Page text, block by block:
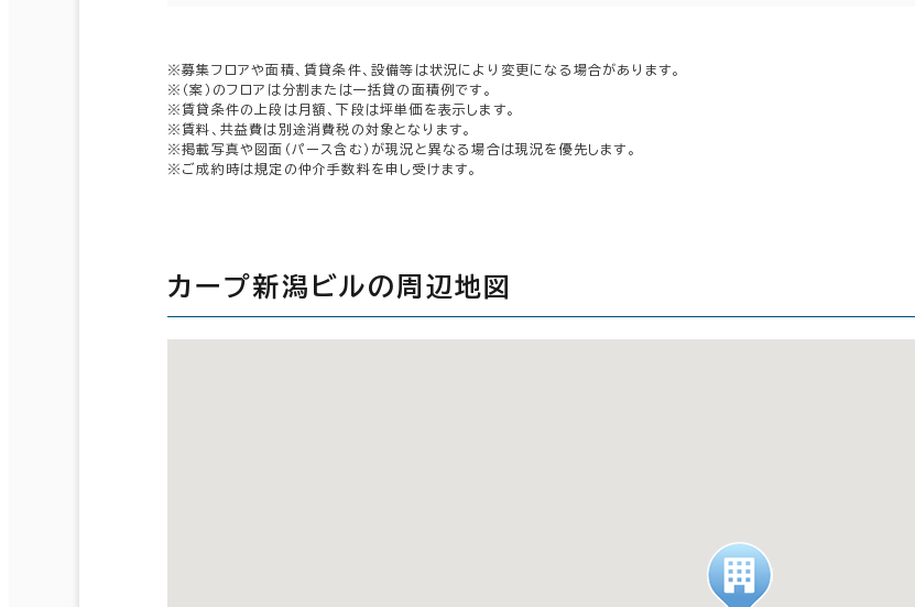
※募集フロアや面積、賃貸条件、設備等は状況により変更になる場合があります。
※（案）のフロアは分割または一括貸の面積例です。
※賃貸条件の上段は月額、下段は坪単価を表示します。
※賃料、共益費は別途消費税の対象となります。
※掲載写真や図面（パース含む）が現況と異なる場合は現況を優先します。
※ご成約時は規定の仲介手数料を申し受けます。
カープ新潟ビルの周辺地図